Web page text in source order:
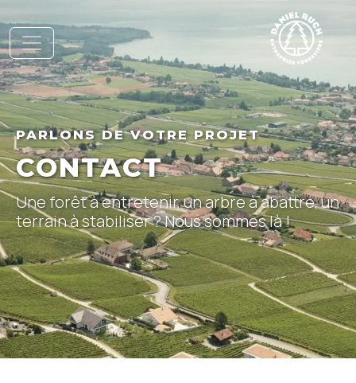
PARLONS DE VOTRE PROJET
CONTACT
Une forêt à entretenir, un arbre à abattre, un
terrain à stabiliser ? Nous sommes là !